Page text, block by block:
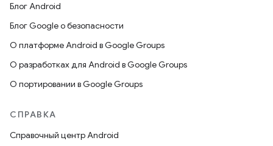
Блог Android
Блог Google о безопасности
О платформе Android в Google Groups
О разработках для Android в Google Groups
О портировании в Google Groups
СПРАВКА
Справочный центр Android